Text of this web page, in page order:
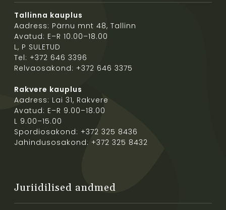
Tallinna kauplus
Aadress: Pärnu mnt 48, Tallinn
Avatud: E–R 10.00–18.00
L, P SULETUD
Tel: +372 646 3396
Relvaosakond: +372 646 3375
Rakvere kauplus
Aadress: Lai 31, Rakvere
Avatud: E–R 9.00–18.00
L 9.00–15.00
Spordiosakond: +372 325 8436
Jahindusosakond: +372 325 8432
Juriidilised andmed